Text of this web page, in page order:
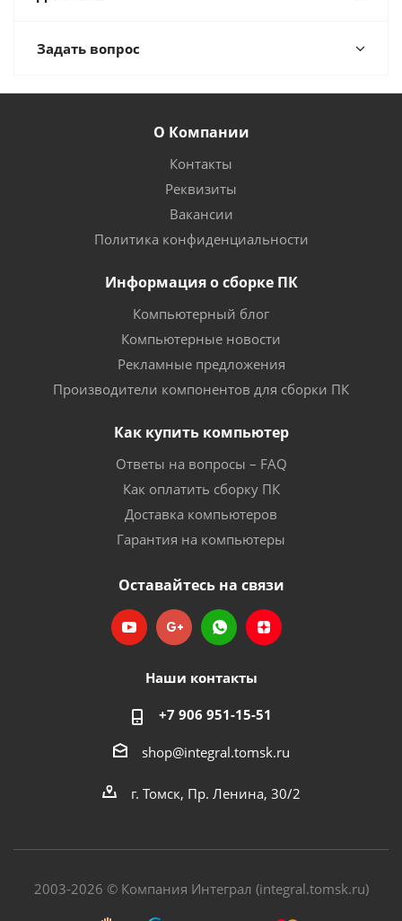
Задать вопрос
О Компании
Контакты
Реквизиты
Вакансии
Политика конфиденциальности
Информация о сборке ПК
Компьютерный блог
Компьютерные новости
Рекламные предложения
Производители компонентов для сборки ПК
Как купить компьютер
Ответы на вопросы – FAQ
Как оплатить сборку ПК
Доставка компьютеров
Гарантия на компьютеры
Оставайтесь на связи
Наши контакты
+7 906 951-15-51
shop@integral.tomsk.ru
г. Томск, Пр. Ленина, 30/2
2003-2026 © Компания Интеграл (integral.tomsk.ru)